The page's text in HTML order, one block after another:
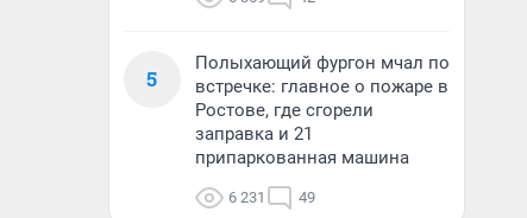
5
Полыхающий фургон мчал по
встречке: главное о пожаре в
Ростове, где сгорели
заправка и 21
припаркованная машина
6 231 49